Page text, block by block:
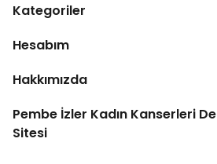
Kategoriler
Hesabım
Hakkımızda
Pembe İzler Kadın Kanserleri
Sitesi